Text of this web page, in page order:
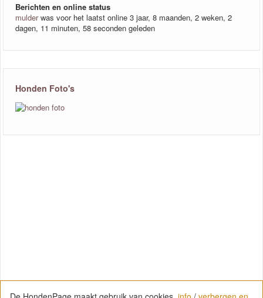
Berichten en online status
mulderwas voor het laatst online 3 jaar, 8 maanden, 2 weken, 2
dagen, 11 minuten, 58 seconden geleden
Honden Foto's